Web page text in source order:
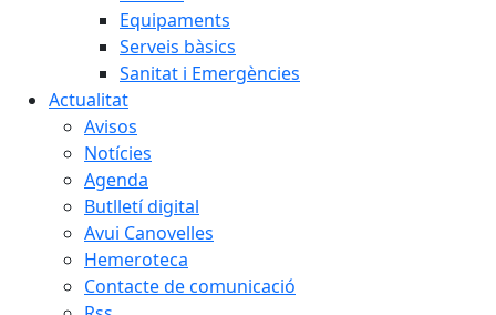
Equipaments
Serveis bàsics
Sanitat i Emergències
Actualitat
Avisos
Notícies
Agenda
Butlletí digital
Avui Canovelles
Hemeroteca
Contacte de comunicació